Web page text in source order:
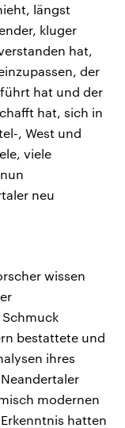
längst
kluger
hat,
der
hat und der
hat, sich in
, West und
viele
neu
wissen
bestattete und
ihres
modernen
hatten